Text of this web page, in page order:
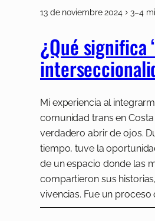
13 de noviembre 2024 3–4
¿Qué significa
Mi experiencia al
comunidad trans en
verdadero abrir de ojos.
tiempo, tuve la
de un espacio donde las
compartieron sus
vivencias. Fue un proceso